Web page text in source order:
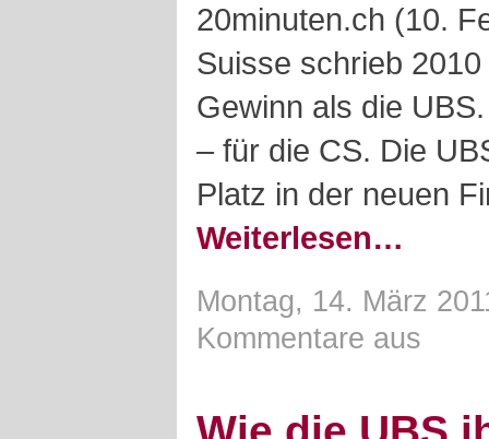
20minuten.ch (10.
Suisse schrieb
Gewinn als die
– für die CS. Die
Platz in der neuen
Weiterlesen…
Montag, 14. März
Kommentare aus